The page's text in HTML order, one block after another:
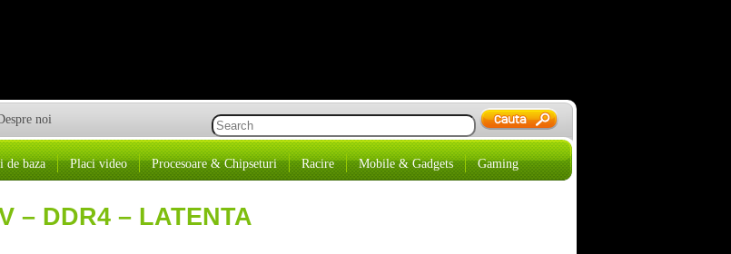
noi
de baza Placi video Procesoare & Chipseturi Racire Mobile & Gadgets Gaming
– DDR4 – LATENTA